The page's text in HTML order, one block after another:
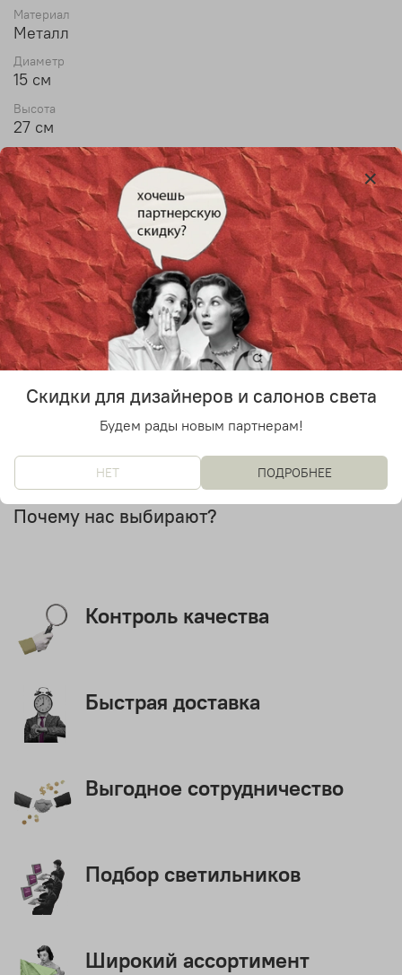
Материал
Металл
Диаметр
15 см
Высота
27 см
Max высота
150 см
Тип лампы
E27
Лампочки в комплекте
Уточняйте у менеджера
Количество источников света
1
Год создания
2017
Почему нас выбирают?
Контроль качества
Быстрая доставка
Выгодное сотрудничество
Подбор светильников
Широкий ассортимент
Скидки для дизайнеров и салонов света
Будем рады новым партнерам!
НЕТ ПОДРОБНЕЕ